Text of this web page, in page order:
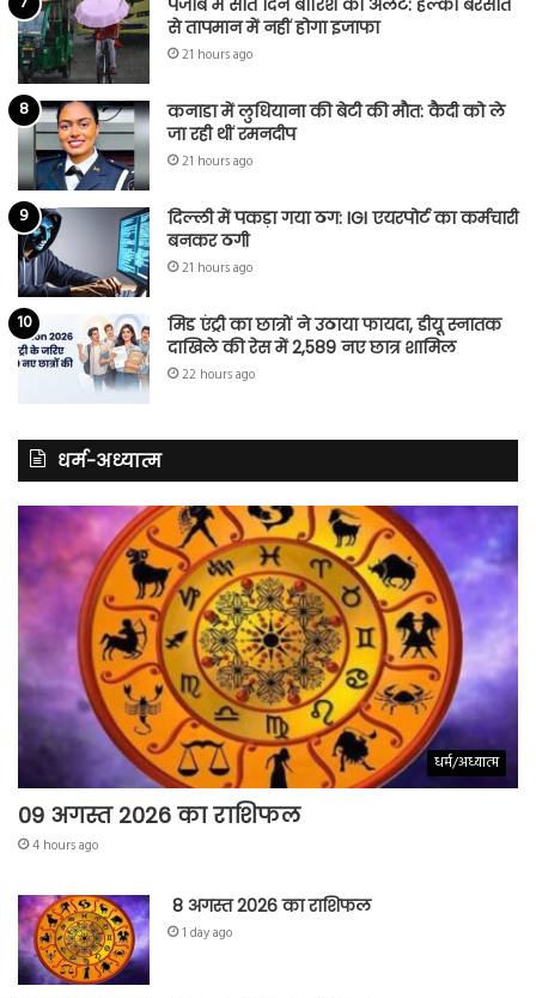
से तापमान में नहीं होगा इजाफा
21 hours ago
कनाडा में लुधियाना की बेटी की माैत: कैदी को ले
जा रही थीं रमनदीप
21 hours ago
दिल्ली में पकड़ा गया ठग: IGI एयरपोर्ट का कर्मचारी
बनकर ठगी
21 hours ago
मिड एंट्री का छात्रों ने उठाया फायदा, डीयू स्नातक
दाखिले की रेस में 2,589 नए छात्र शामिल
22 hours ago
धर्म-अध्यात्म
धर्म/अध्यात्म
09 अगस्त 2026 का राशिफल
4 hours ago
8 अगस्त 2026 का राशिफल
1 day ago